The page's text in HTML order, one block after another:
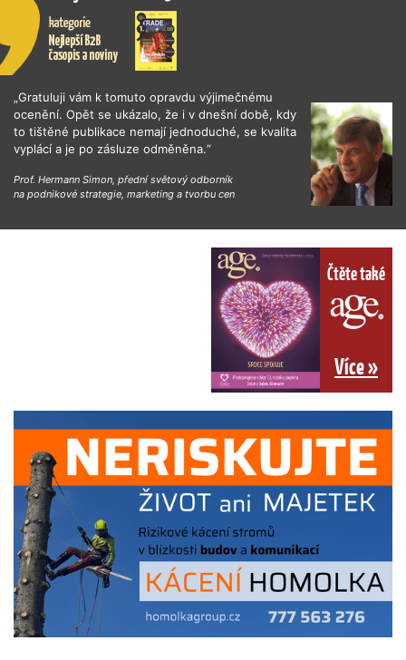
„Gratuluji vám k tomuto opravdu výjimečnému
ocenění. Opět se ukázalo, že i v dnešní době, kdy
to tištěné publikace nemají jednoduché, se kvalita
vyplácí a je po zásluze odměněna.“
Prof. Hermann Simon, přední světový odborník
na podnikové strategie, marketing a tvorbu cen
Čtěte také
Více »